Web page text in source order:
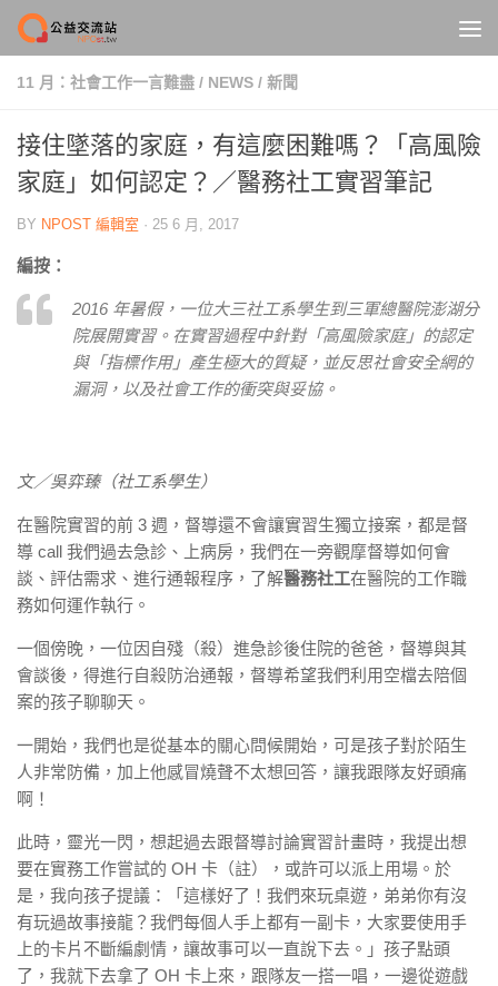
Skip to content
11 月：社會工作一言難盡 / NEWS / 新聞
接住墜落的家庭，有這麼困難嗎？「高風險
家庭」如何認定？／醫務社工實習筆記
BY NPOST 編輯室 · 25 6 月, 2017
編按：
2016 年暑假，一位大三社工系學生到三軍總醫院澎湖分
院展開實習。在實習過程中針對「高風險家庭」的認定
與「指標作用」產生極大的質疑，並反思社會安全網的
漏洞，以及社會工作的衝突與妥協。
文／吳弈臻（社工系學生）
在醫院實習的前 3 週，督導還不會讓實習生獨立接案，都是督
導 call 我們過去急診、上病房，我們在一旁觀摩督導如何會
談、評估需求、進行通報程序，了解醫務社工在醫院的工作職
務如何運作執行。
一個傍晚，一位因自殘（殺）進急診後住院的爸爸，督導與其
會談後，得進行自殺防治通報，督導希望我們利用空檔去陪個
案的孩子聊聊天。
一開始，我們也是從基本的關心問候開始，可是孩子對於陌生
人非常防備，加上他感冒燒聲不太想回答，讓我跟隊友好頭痛
啊！
此時，靈光一閃，想起過去跟督導討論實習計畫時，我提出想
要在實務工作嘗試的 OH 卡（註），或許可以派上用場。於
是，我向孩子提議：「這樣好了！我們來玩桌遊，弟弟你有沒
有玩過故事接龍？我們每個人手上都有一副卡，大家要使用手
上的卡片不斷編劇情，讓故事可以一直說下去。」孩子點頭
了，我就下去拿了 OH 卡上來，跟隊友一搭一唱，一邊從遊戲